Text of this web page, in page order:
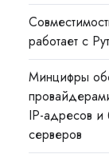
работает с
Минцифры
IP-адресов и
серверов